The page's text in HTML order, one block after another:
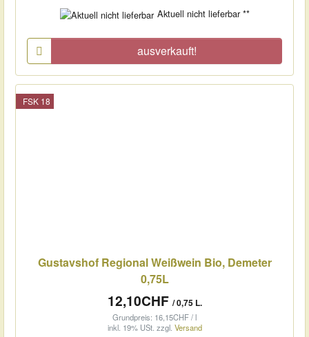
Aktuell nicht lieferbar **
ausverkauft!
FSK 18
Gustavshof Regional Weißwein Bio, Demeter
0,75L
12,10CHF / 0,75 L.
Grundpreis: 16,15CHF / l
inkl. 19% USt. zzgl. Versand